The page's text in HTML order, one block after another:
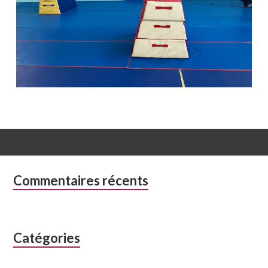
Colonne
Commentaires récents
Catégories